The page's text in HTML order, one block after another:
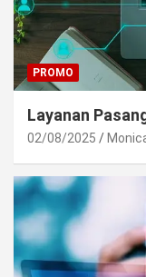
PROMO
Layanan
02/08/2025